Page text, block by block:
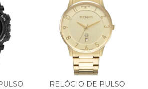
RELÓGIO DE PULSO